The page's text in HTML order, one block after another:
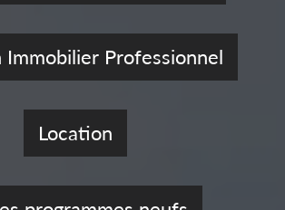
Immobilier Professionnel
Location